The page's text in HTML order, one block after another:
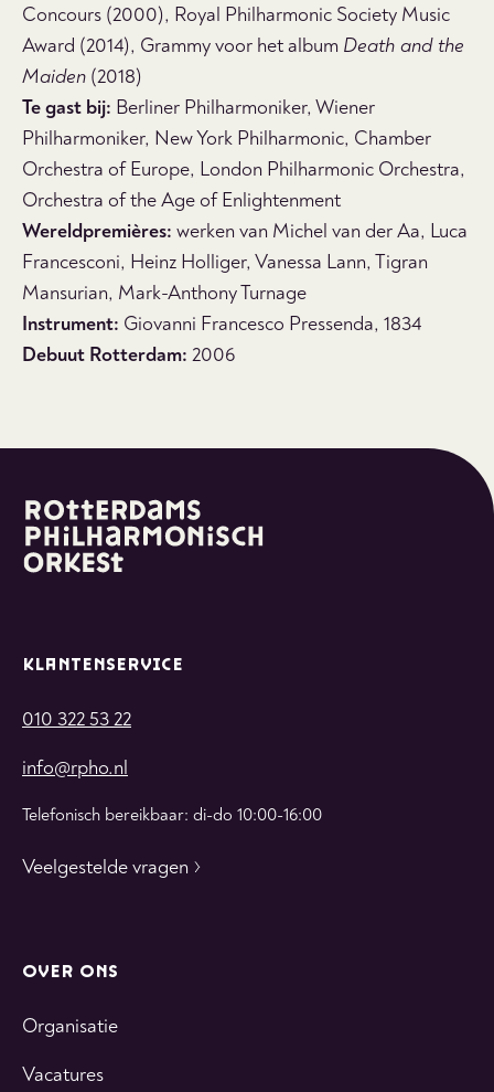
Concours (2000), Royal Philharmonic Society Music
Award (2014), Grammy voor het album Death and the
Maiden (2018)
Te gast bij: Berliner Philharmoniker, Wiener
Philharmoniker, New York Philharmonic, Chamber
Orchestra of Europe, London Philharmonic Orchestra,
Orchestra of the Age of Enlightenment
Wereldpremières: werken van Michel van der Aa, Luca
Francesconi, Heinz Holliger, Vanessa Lann, Tigran
Mansurian, Mark-Anthony Turnage
Instrument: Giovanni Francesco Pressenda, 1834
Debuut Rotterdam: 2006
KLANTENSERVICE
010 322 53 22
info@rpho.nl
Telefonisch bereikbaar: di-do 10:00-16:00
Veelgestelde vragen
OVER ONS
Organisatie
Vacatures